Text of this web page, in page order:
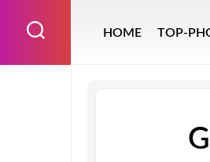
HOME TOP-